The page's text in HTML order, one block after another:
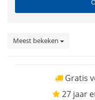
Meest bekeken
Gratis
27 jaar